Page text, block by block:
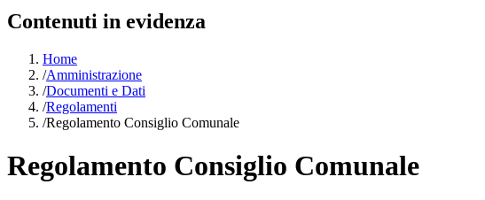
Contenuti in evidenza
Home
/Amministrazione
/Documenti e Dati
/Regolamenti
/Regolamento Consiglio Comunale
Regolamento Consiglio Comunale